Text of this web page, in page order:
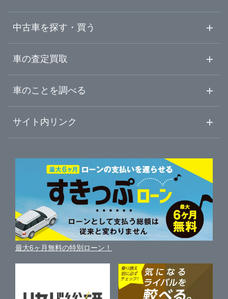
中古車を探す・買う
中古車情報・中古車検索
初めての中古車購入ガイド
中古車人気ランキング
自動車ローンを調べる
ガリバーの自動車ローン
車買い替えの基礎知識
近くのお店で車を探す
車の査定買取
車査定・車買取ならガリバー
ガリバーの査定が選ばれる理由
車を売る時よくある質問
便利な査定サービス
中古車買取相場（毎月更新）
車の個人売買ガイド
車のことを調べる
車初心者まとめ
新車・中古車カタログ
車の燃費を調べる
車種別クチコミ
車比較サイト
サイト内リンク
サイトマップ
サイトの使用条件
利用規約
保険代理店業務に関する基本方針
最大6ヶ月無料の特別ローン！